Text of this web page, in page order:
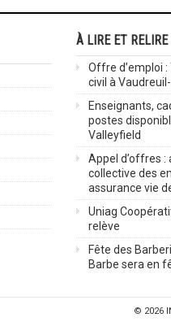
À LIRE ET RELIRE
Offre d’emploi
civil à
Enseignants,
postes
Valleyfield
Appel d’offres :
collective des
assurance vie
Uniag
relève
Fête des
Barbe sera en
© 2026